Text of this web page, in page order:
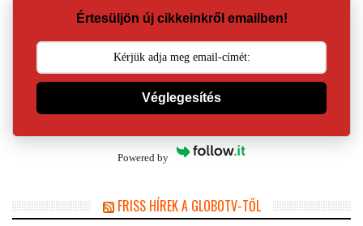
Értesüljön új cikkeinkről emailben!
Véglegesítés
Powered by
FRISS HÍREK A GLOBOTV-TŐL